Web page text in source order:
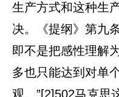
生产方式和这种生
决。《提纲》第九
即不是把感性理解
多也只能达到对单
观。”[2]502马克思